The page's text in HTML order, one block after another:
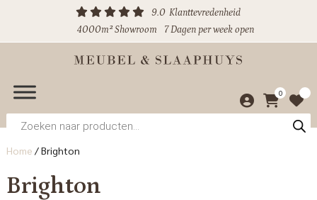
9.0 Klanttevredenheid
4000m² Showroom
7 Dagen per week open
0
Producten
zoeken
Home /Brighton
Brighton